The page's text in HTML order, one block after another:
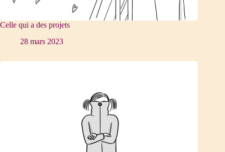
Celle qui a des projets
28 mars 2023